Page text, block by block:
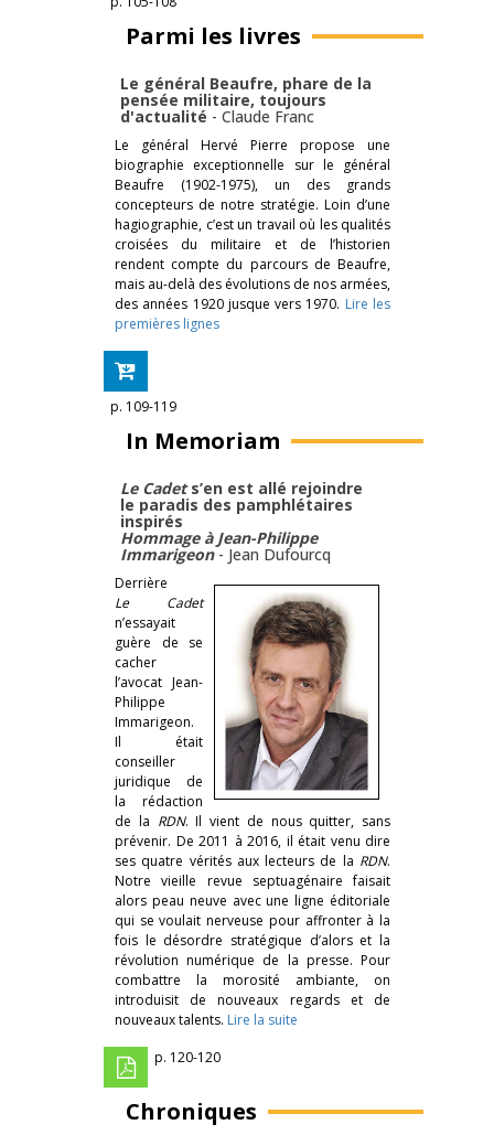
Parmi les livres
Le général Beaufre, phare de la
pensée militaire, toujours
d'actualité - Claude Franc
Le général Hervé Pierre propose une
biographie exceptionnelle sur le général
Beaufre (1902-1975), un des grands
concepteurs de notre stratégie. Loin d’une
hagiographie, c’est un travail où les qualités
croisées du militaire et de l’historien
rendent compte du parcours de Beaufre,
mais au-delà des évolutions de nos armées,
des années 1920 jusque vers 1970. Lire les
premières lignes
p. 109-119
In Memoriam
Le Cadets’en est allé rejoindre
le paradis des pamphlétaires
inspirés
Hommage à Jean-Philippe
Immarigeon - Jean Dufourcq
Derrière
Le Cadet
n’essayait
guère de se
cacher
l’avocat Jean-
Philippe
Immarigeon.
Il était
conseiller
juridique de
la rédaction
de la RDN. Il vient de nous quitter, sans
prévenir. De 2011 à 2016, il était venu dire
ses quatre vérités aux lecteurs de la RDN.
Notre vieille revue septuagénaire faisait
alors peau neuve avec une ligne éditoriale
qui se voulait nerveuse pour affronter à la
fois le désordre stratégique d’alors et la
révolution numérique de la presse. Pour
combattre la morosité ambiante, on
introduisit de nouveaux regards et de
nouveaux talents. Lire la suite
p. 120-120
Chroniques